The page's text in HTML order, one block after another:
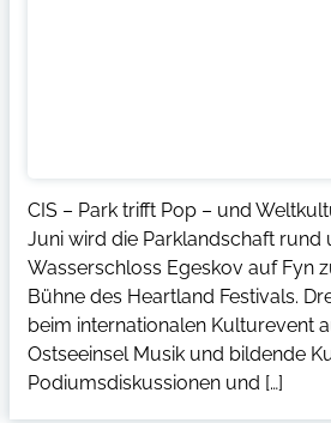
CIS – Park trifft Pop – und
Juni wird die Parklandschaft rund
Wasserschloss Egeskov auf Fyn
Bühne des Heartland Festivals.
beim internationalen Kulturevent
Ostseeinsel Musik und bildende
Podiumsdiskussionen und […]